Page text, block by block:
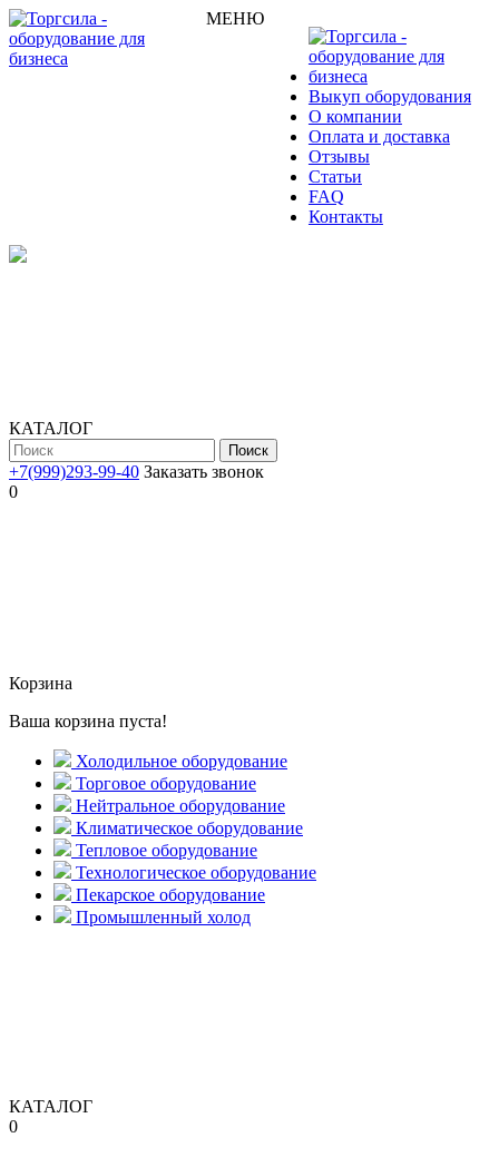
МЕНЮ
Выкуп оборудования
О компании
Оплата и доставка
Отзывы
Статьи
FAQ
Контакты
КАТАЛОГ
Поиск
+7(999)293-99-40 Заказать звонок
0
Корзина
Ваша корзина пуста!
Холодильное оборудование
Торговое оборудование
Нейтральное оборудование
Климатическое оборудование
Тепловое оборудование
Технологическое оборудование
Пекарское оборудование
Промышленный холод
КАТАЛОГ
0